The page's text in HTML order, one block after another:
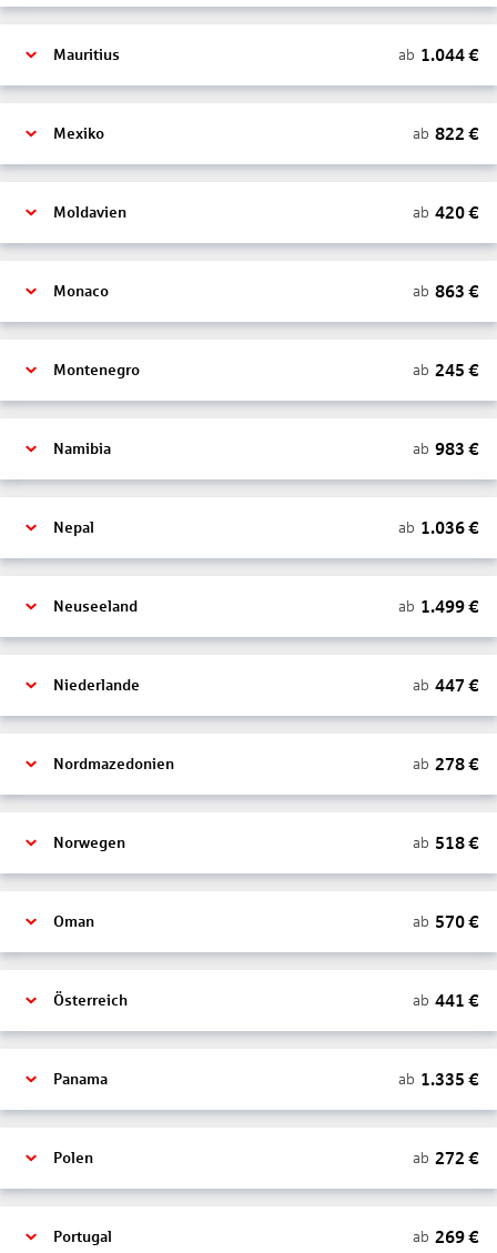
Mauritius ab 1.044€
Mexiko ab 822 €
Moldavien ab 420€
Monaco ab 863 €
Montenegro ab 245 €
Namibia ab 983 €
Nepal ab 1.036€
Neuseeland ab 1.499€
Niederlande ab 447 €
Nordmazedonien ab 278€
Norwegen ab 518€
Oman ab 570€
Österreich ab 441 €
Panama ab 1.335 €
Polen ab 272 €
Portugal ab 269€